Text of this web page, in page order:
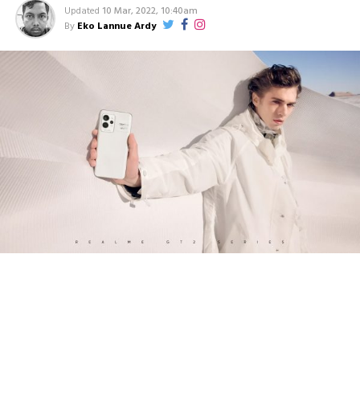
Updated 10 Mar, 2022, 10:40am
By Eko Lannue Ardy